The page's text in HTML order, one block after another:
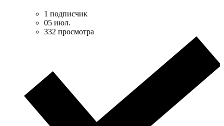
1 подписчик
05 июл.
332 просмотра